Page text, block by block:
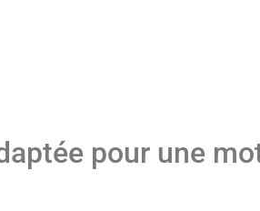
pour une